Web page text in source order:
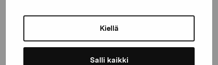
Kiellä
Salli kaikki
proartibus@proartibus.fi